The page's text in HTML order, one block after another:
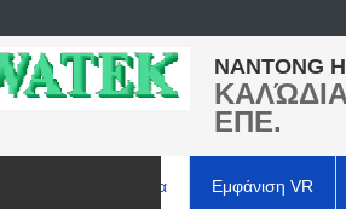
NANTONG
ΕΠΕ.
Προϊόντα Εμφάνιση VR